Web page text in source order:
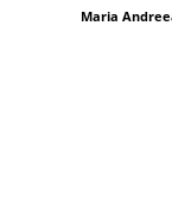
Maria